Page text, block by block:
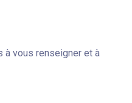
à vous renseigner et à